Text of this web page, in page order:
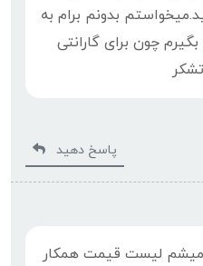
بدونم برام به
چون برای گارانتی
پاسخ دهید
لیست قیمت همکار